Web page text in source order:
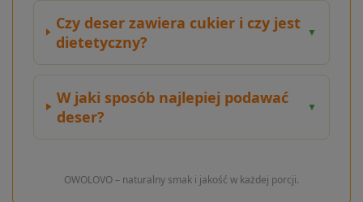
Czy deser zawiera cukier i czy jest
dietetyczny?
▼
W jaki sposób najlepiej podawać
deser?
▼
OWOLOVO – naturalny smak i jakość w każdej porcji.